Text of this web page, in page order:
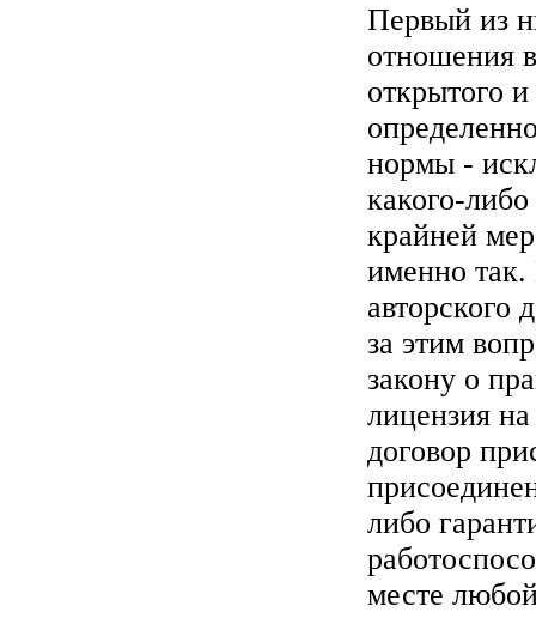
Первый из
отношения
открытого
нормы -
какого-
крайней
именно
авторского
за этим
закону о
лицензия
договор
либо
месте